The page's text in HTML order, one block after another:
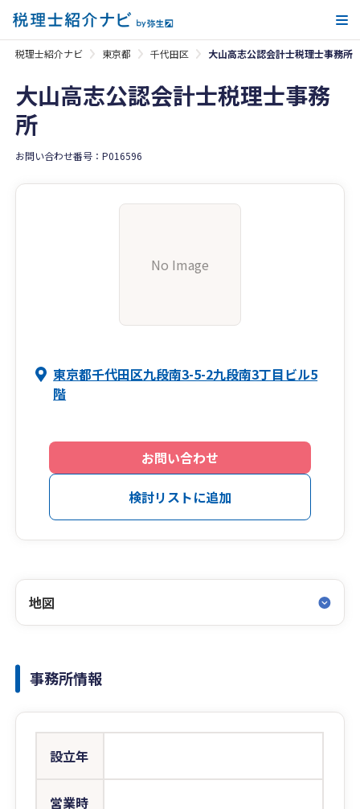
税理士紹介ナビ 東京都 千代田区 大山高志公認会計士税理士事務所
大山高志公認会計士税理士事務
所
お問い合わせ番号：P016596
No Image
東京都千代田区九段南3-5-2九段南3丁目ビル5
階
お問い合わせ
検討リストに追加
地図
事務所情報
設立年
営業時